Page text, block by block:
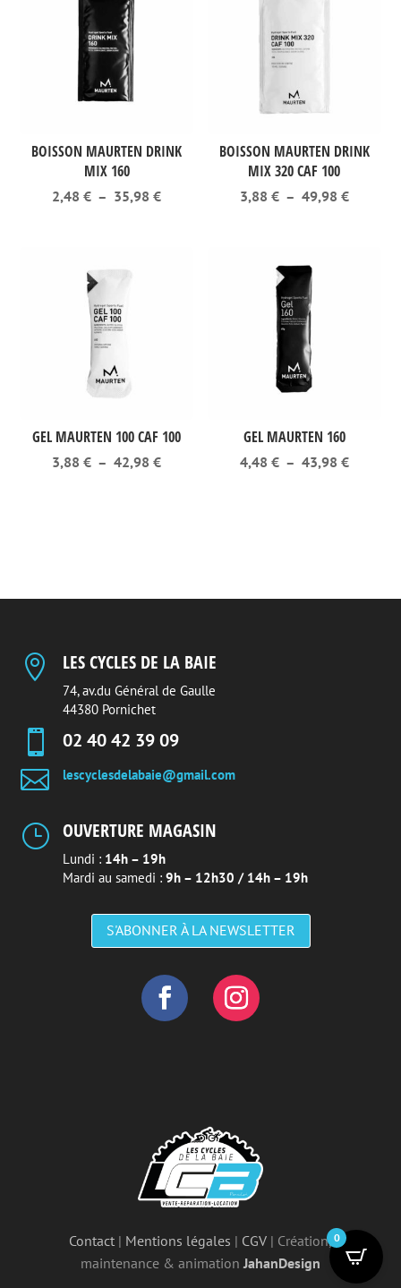
BOISSON MAURTEN DRINK
MIX 160
2,48€ – 35,98€Plage
BOISSON MAURTEN DRINK
MIX 320 CAF 100
3,88 € – 49,98 €Plage
GEL MAURTEN 100 CAF 100
3,88€ – 42,98€Plage
GEL MAURTEN 160
4,48 € – 43,98 €Plage
 LES CYCLES DE LA BAIE
74, av.du Général de Gaulle
44380 Pornichet
 02 40 42 39 09
 lescyclesdelabaie@gmail.com
} OUVERTURE MAGASIN
Lundi : 14h – 19h
Mardi au samedi : 9h – 12h30 / 14h – 19h
S'ABONNER À LA NEWSLETTER
Contact| Mentions légales | CGV| Création,
maintenance & animationJahanDesign
0